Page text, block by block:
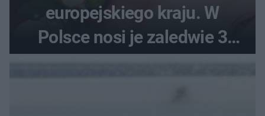
europejskiego kraju. W
Polsce nosi je zaledwie 3